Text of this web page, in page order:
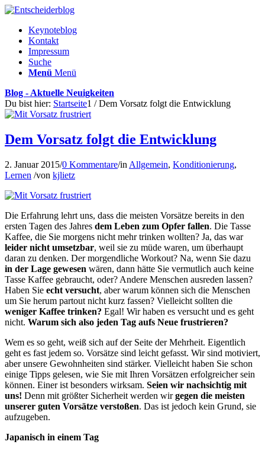
Keynoteblog
Kontakt
Impressum
Suche
Menü Menü
Blog - Aktuelle Neuigkeiten
Du bist hier: Startseite1 / Dem Vorsatz folgt die Entwicklung
Dem Vorsatz folgt die Entwicklung
2. Januar 2015/0 Kommentare/in Allgemein, Konditionierung,
Lernen /von kjlietz
Die Erfahrung lehrt uns, dass die meisten Vorsätze bereits in den
ersten Tagen des Jahres dem Leben zum Opfer fallen. Die Tasse
Kaffee, die Sie morgens nicht mehr trinken wollten? Ja, das war
leider nicht umsetzbar, weil sie zu müde waren, um überhaupt
daran zu denken. Der morgendliche Workout? Na, wenn Sie dazu
in der Lage gewesen wären, dann hätte Sie vermutlich auch keine
Tasse Kaffee gebraucht, oder? Andere Menschen ausreden lassen?
Haben Sie echt versucht, aber warum können sich die Menschen
um Sie herum partout nicht kurz fassen? Vielleicht sollten die
weniger Kaffee trinken? Egal! Wir haben es versucht und es geht
nicht. Warum sich also jeden Tag aufs Neue frustrieren?
Wem es so geht, weiß sich auf der Seite der Mehrheit. Eigentlich
geht es fast jedem so. Vorsätze sind leicht gefasst. Wir sind motiviert,
aber unsere Gewohnheiten sind stärker. Vielleicht haben Sie schon
einige Tipps gelesen, wie Sie mit Ihren Vorsätzen erfolgreicher sein
können. Einer ist besonders wirksam. Seien wir nachsichtig mit
uns! Denn mit größter Sicherheit werden wirgegen die meisten
unserer guten Vorsätze verstoßen. Das ist jedoch kein Grund, sie
aufzugeben.
Japanisch in einem Tag